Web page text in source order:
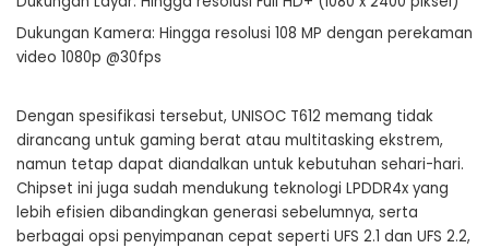
Dukungan Kamera: Hingga resolusi 108 MP dengan perekaman
video 1080p @30fps
Dengan spesifikasi tersebut, UNISOC T612 memang tidak
dirancang untuk gaming berat atau multitasking ekstrem,
namun tetap dapat diandalkan untuk kebutuhan sehari-hari.
Chipset ini juga sudah mendukung teknologi LPDDR4x yang
lebih efisien dibandingkan generasi sebelumnya, serta
berbagai opsi penyimpanan cepat seperti UFS 2.1 dan UFS 2.2,